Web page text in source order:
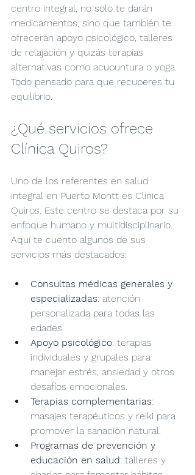
centro integral, no solo te darán
medicamentos, sino que también te
ofrecerán apoyo psicológico, talleres
de relajación y quizás terapias
alternativas como acupuntura o yoga.
Todo pensado para que recuperes tu
equilibrio.
¿Qué servicios ofrece
Clínica Quiros?
Uno de los referentes en salud
integral en Puerto Montt es Clínica
Quiros. Este centro se destaca por su
enfoque humano y multidisciplinario.
Aquí te cuento algunos de sus
servicios más destacados:
Consultas médicas generales y
especializadas: atención
personalizada para todas las
edades.
Apoyo psicológico: terapias
individuales y grupales para
manejar estrés, ansiedad y otros
desafíos emocionales.
Terapias complementarias:
masajes terapéuticos y reiki para
promover la sanación natural.
Programas de prevención y
educación en salud: talleres y